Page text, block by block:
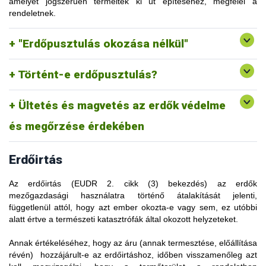
rendeletnek.
"Erdőpusztulás okozása nélkül"
Az olyan területről származó termékek, ahol a kitermelési
tevékenységek erdőpusztulást okoztak, nem felelnek meg a
rendeletnek.
Történt-e erdőpusztulás?
és az innen származó releváns termékeket nem lehetne
megújul, és olyan erdőkategóriába kerül, amely az eredeti
erdőállapothoz képest nem jelent erdőpusztulást, akkor az
adott területről végzett további fakitermelési tevékenységből
származó faanyag is "erdőirtásmentesnek" minősülhet.
Ültetés és magvetés az erdők védelme
és megőrzése érdekében
kategóriájába tartozna, a rendelet szerint nem tartoznak az
"ültetvényerdő" meghatározása alá "azok az erdők, amelyeket
védelem vagy az ökoszisztéma helyreállítása céljából
telepítettek, valamint azok az ültetéssel vagy magvetéssel
létrehozott erdők, amelyek vágásérettségi korban
természetesen regenerálódó erdőkre hasonlítanak vagy
Ez a kivételszabály értelemszerűen a „telepített erdőkre” is
vonatkozik.
Erdőirtás
Az erdőirtás (EUDR 2. cikk (3) bekezdés) az erdők
mezőgazdasági használatra történő átalakítását jelenti,
függetlenül attól, hogy azt ember okozta-e vagy sem, ez utóbbi
alatt értve a természeti katasztrófák által okozott helyzeteket.
Annak értékeléséhez, hogy az áru (annak termesztése, előállítása
révén) hozzájárult-e az erdőirtáshoz, időben visszamenőleg azt
A rendelet az ENSZ Élelmezési és Mezőgazdasági Szervezete
„erdő” fogalmának meghatározására támaszkodik. Ez